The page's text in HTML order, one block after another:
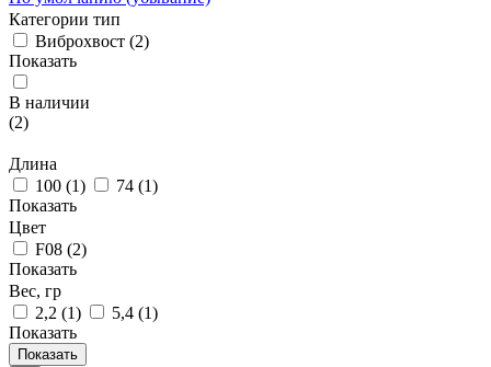
Категории тип
Виброхвост (2)
Показать
В наличии
(2)
Длина
100 (1) 74 (1)
Показать
Цвет
F08 (2)
Показать
Вес, гр
2,2 (1) 5,4 (1)
Показать
Показать